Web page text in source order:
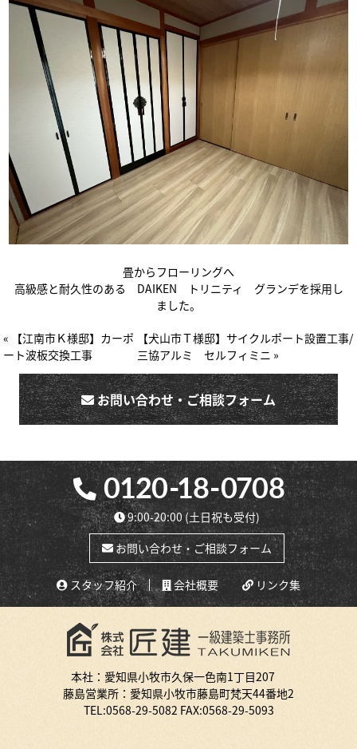
畳からフローリングへ
高級感と耐久性のある DAIKEN トリニティ グランデを採用し
ました。
« 【江南市Ｋ様邸】カーポ
ート波板交換工事
【犬山市Ｔ様邸】サイクルポート設置工事/
三協アルミ セルフィミニ »
お問い合わせ・ご相談フォーム
9:00-20:00(土日祝も受付)
お問い合わせ・ご相談フォーム
スタッフ紹介 会社概要 リンク集
本社：愛知県小牧市久保一色南1丁目207
藤島営業所：愛知県小牧市藤島町梵天44番地2
TEL:0568-29-5082 FAX:0568-29-5093